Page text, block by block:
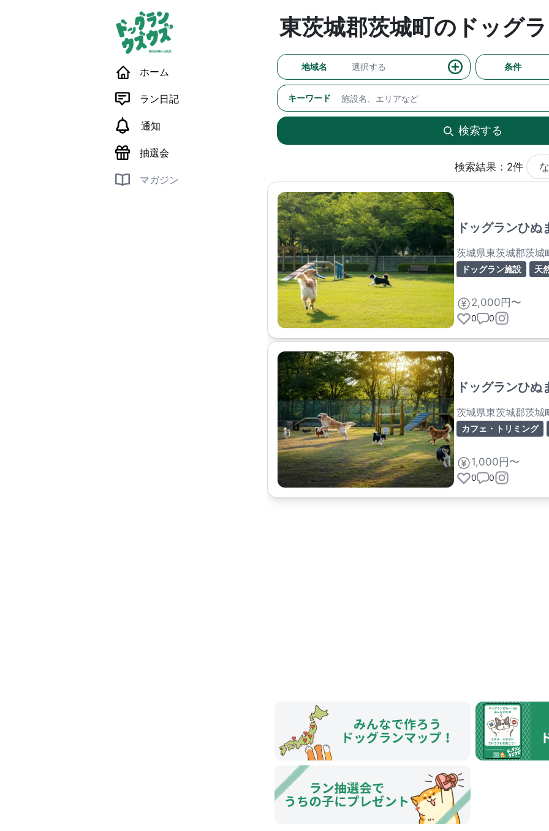
ホーム
ラン日記
通知
抽選会
マガジン
東茨城郡茨城町のドッグ
地域名 選択する 条件
キーワード
検索する
検索結果：2件
ドッグランひぬ
茨城県東茨城郡茨城
ドッグラン施設 天
2,000円〜
0 0
ドッグランひぬ
茨城県東茨城郡茨城
カフェ・トリミング
1,000円〜
0 0